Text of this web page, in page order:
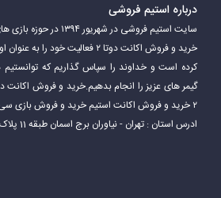
درباره استیم فروشی
سایت استیم فروشی در
خرید و فروش اکانت دوتا ۲ فعالیت
کرده است و خداوند را سپاس گذاریم که
۲ خرید و فروش اکانت استیم خرید و فروش بازی سی اس گو تخصص ماست.
ادرس استان : تهران - نیاوران برج اسمان طبقه 11 پلاک 1104